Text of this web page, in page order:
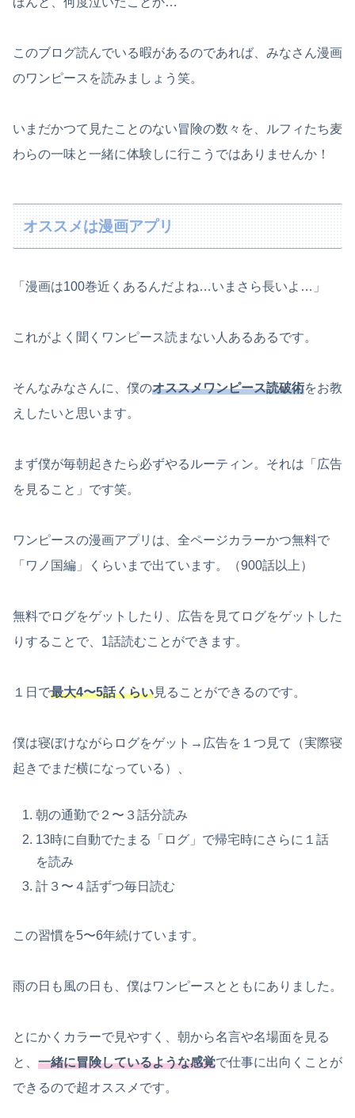
このブログ読んでいる暇があるのであれば、みなさん漫画
のワンピースを読みましょう笑。
いまだかつて見たことのない冒険の数々を、ルフィたち麦
わらの一味と一緒に体験しに行こうではありませんか！
オススメは漫画アプリ
「漫画は100巻近くあるんだよね…いまさら長いよ…」
これがよく聞くワンピース読まない人あるあるです。
そんなみなさんに、僕のオススメワンピース読破術をお教
えしたいと思います。
まず僕が毎朝起きたら必ずやるルーティン。それは「広告
を見ること」です笑。
ワンピースの漫画アプリは、全ページカラーかつ無料で
「ワノ国編」くらいまで出ています。（900話以上）
無料でログをゲットしたり、広告を見てログをゲットした
りすることで、1話読むことができます。
１日で最大4〜5話くらい見ることができるのです。
僕は寝ぼけながらログをゲット→広告を１つ見て（実際寝
起きでまだ横になっている）、
朝の通勤で２〜３話分読み
13時に自動でたまる「ログ」で帰宅時にさらに１話
を読み
計３〜４話ずつ毎日読む
この習慣を5〜6年続けています。
雨の日も風の日も、僕はワンピースとともにありました。
とにかくカラーで見やすく、朝から名言や名場面を見る
と、 一緒に冒険しているような感覚で仕事に出向くことが
できるので超オススメです。